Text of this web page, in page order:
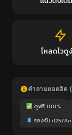
โหลดไวดู
คำถามยอดฮิต
ดูฟรี 100%
รองรับ iOS/